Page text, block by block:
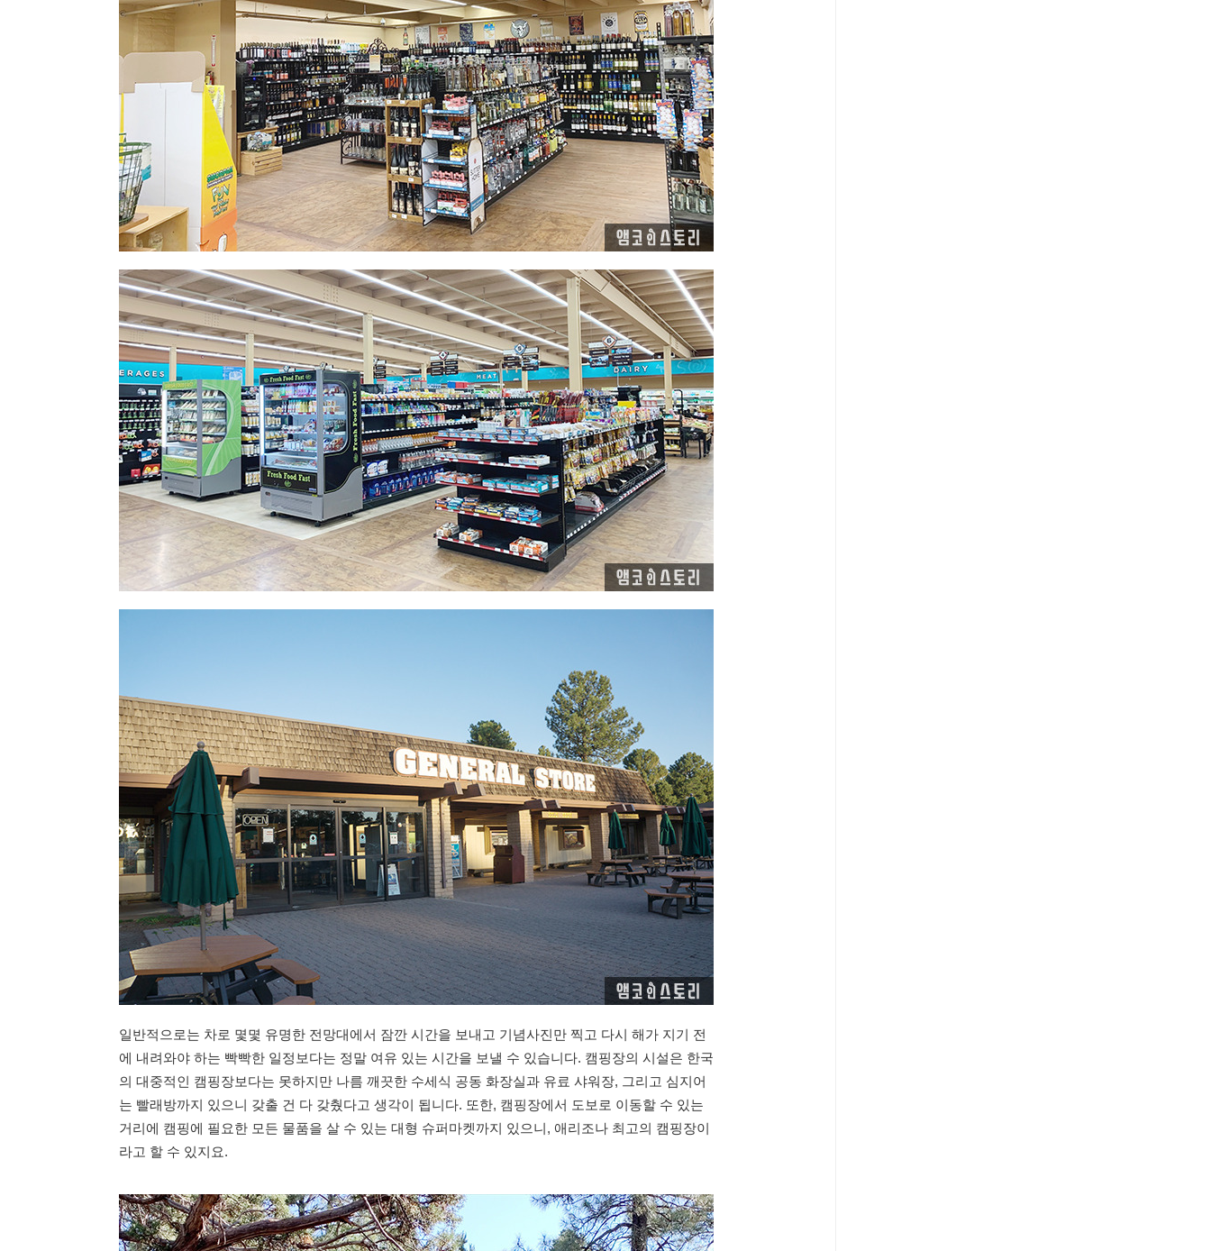
일반적으로는 차로 몇몇 유명한 전망대에서 잠깐 시간을 보내고 기념사진만 찍고 다시 해가 지기 전
에 내려와야 하는 빡빡한 일정보다는 정말 여유 있는 시간을 보낼 수 있습니다. 캠핑장의 시설은 한국
의 대중적인 캠핑장보다는 못하지만 나름 깨끗한 수세식 공동 화장실과 유료 샤워장, 그리고 심지어
는 빨래방까지 있으니 갖출 건 다 갖췄다고 생각이 됩니다. 또한, 캠핑장에서 도보로 이동할 수 있는
거리에 캠핑에 필요한 모든 물품을 살 수 있는 대형 슈퍼마켓까지 있으니, 애리조나 최고의 캠핑장이
라고 할 수 있지요.